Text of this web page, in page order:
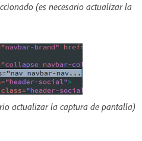
(es necesario actualizar la
actualizar la captura de pantalla)